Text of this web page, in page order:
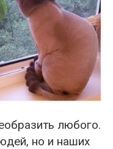
любого.
но и наших